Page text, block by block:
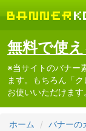
無料で使
※当サイトのバナー
ます。もちろん「
お使いいただけます
ホーム バナーの